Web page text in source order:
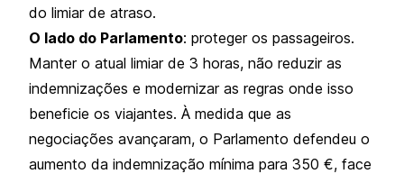
do limiar de atraso.
O lado do Parlamento: proteger os passageiros.
Manter o atual limiar de 3 horas, não reduzir as
indemnizações e modernizar as regras onde isso
beneficie os viajantes. À medida que as
negociações avançaram, o Parlamento defendeu o
aumento da indemnização mínima para 350 €, face